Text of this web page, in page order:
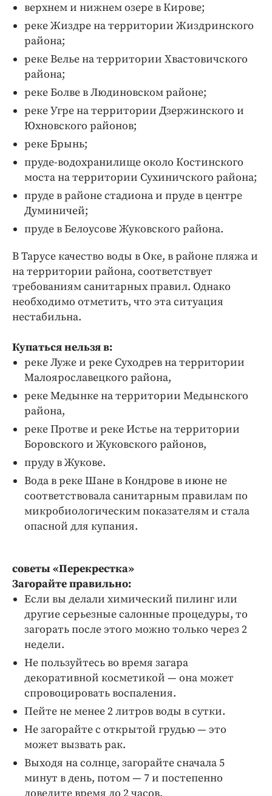
верхнем и нижнем озере в Кирове;
реке Жиздре на территории Жиздринского
района;
реке Велье на территории Хвастовичского
района;
реке Болве в Людиновском районе;
реке Угре на территории Дзержинского и
Юхновского районов;
реке Брынь;
пруде-водохранилище около Костинского
моста на территории Сухиничского района;
пруде в районе стадиона и пруде в центре
Думиничей;
пруде в Белоусове Жуковского района.
В Тарусе качество воды в Оке, в районе пляжа и
на территории района, соответствует
требованиям санитарных правил. Однако
необходимо отметить, что эта ситуация
нестабильна.
Купаться нельзя в:
реке Луже и реке Суходрев на территории
Малоярославецкого района,
реке Медынке на территории Медынского
района,
реке Протве и реке Истье на территории
Боровского и Жуковского районов,
пруду в Жукове.
Вода в реке Шане в Кондрове в июне не
соответствовала санитарным правилам по
микробиологическим показателям и стала
опасной для купания.
советы «Перекрестка»
Загорайте правильно:
Если вы делали химический пилинг или
другие серьезные салонные процедуры, то
загорать после этого можно только через 2
недели.
Не пользуйтесь во время загара
декоративной косметикой — она может
спровоцировать воспаления.
Пейте не менее 2 литров воды в сутки.
Не загорайте с открытой грудью — это
может вызвать рак.
Выходя на солнце, загорайте сначала 5
минут в день, потом — 7 и постепенно